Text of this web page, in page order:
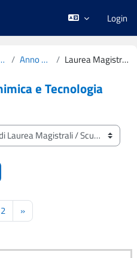
Login
Salute Umana Anno Accademico 2024-2025 Laurea Magistrale in Chimica e Tecnologia Farmaceutiche
e Tecnologia
corsi
1
2Pagina 2
»Pagina successiva